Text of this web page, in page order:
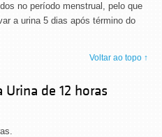
no período menstrual, pelo que
a urina 5 dias após término do
Voltar ao topo ↑
de 12 horas